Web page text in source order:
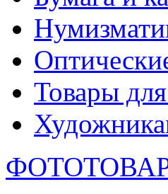
Товары